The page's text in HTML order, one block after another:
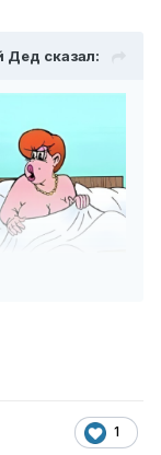
Дед сказал:
1